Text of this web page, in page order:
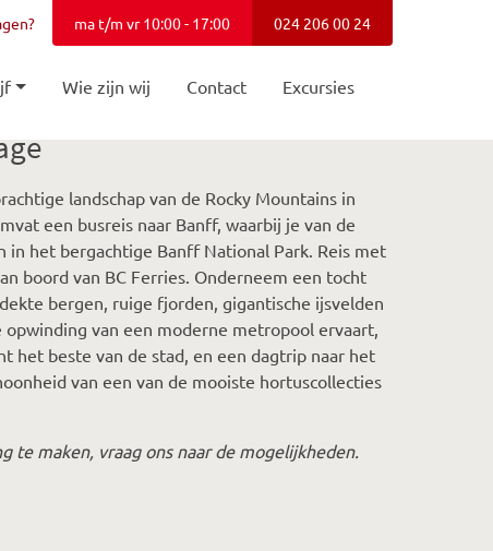
ma t/m vr 10:00 - 17:00 024 206 00 24
Wie zijn wij Contact Excursies
landschap van de Rocky Mountains in
een busreis naar Banff, waarbij je van de
het bergachtige Banff National Park. Reis met
boord van BC Ferries. Onderneem een tocht
bergen, ruige fjorden, gigantische ijsvelden
van een moderne metropool ervaart,
het beste van de stad, en een dagtrip naar het
van een van de mooiste hortuscollecties
maken, vraag ons naar de mogelijkheden.